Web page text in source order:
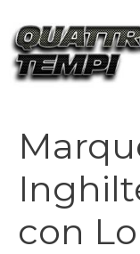
contenuto
con